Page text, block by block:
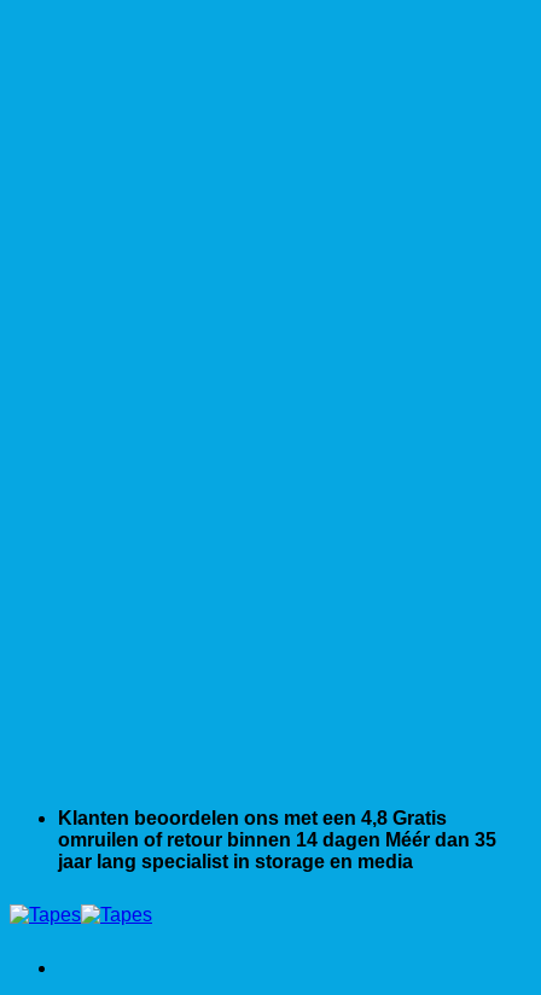
Klanten beoordelen ons met een 4,8 Gratis
omruilen of retour binnen 14 dagen Méér dan 35
jaar lang specialist in storage en media